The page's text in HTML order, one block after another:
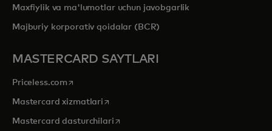
Maxfiylik va ma'lumotlar uchun javobgarlik
Majburiy korporativ qoidalar (BCR)
MASTERCARD SAYTLARI
Priceless.com opens in a new tab
Mastercard xizmatlari opens in a new tab
Mastercard dasturchilariopens in a new tab